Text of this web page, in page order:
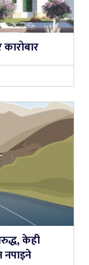
केही
नपाइने